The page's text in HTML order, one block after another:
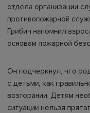
отдела организации
противопожарной
Грибич напомнил
основам пожарной
Он подчеркнул, что
с детьми, как
возгорании. Детям
ситуации нельзя